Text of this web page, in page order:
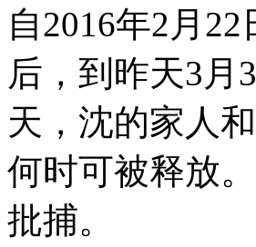
自2016年2月
后，到昨天3月
天，沈的家人
何时可被释放
批捕。